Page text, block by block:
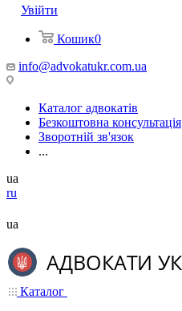
Увійти
Кошик0
info@advokatukr.com.ua
Каталог адвокатів
Безкоштовна консультація
Зворотній зв'язок
...
ua
ru
ua
Каталог